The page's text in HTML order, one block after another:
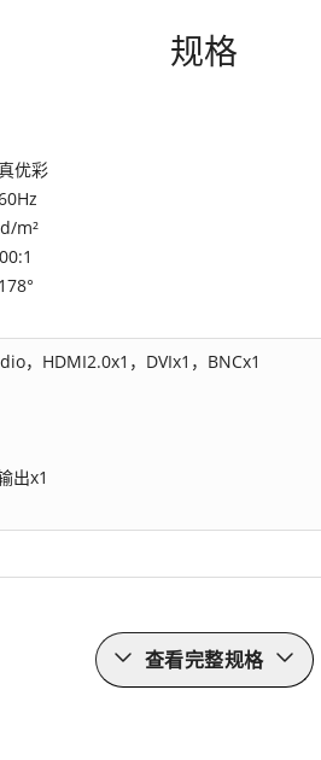
规格
优彩
m²
，HDMI2.0x1，DVIx1，BNCx1
出x1
查看完整规格